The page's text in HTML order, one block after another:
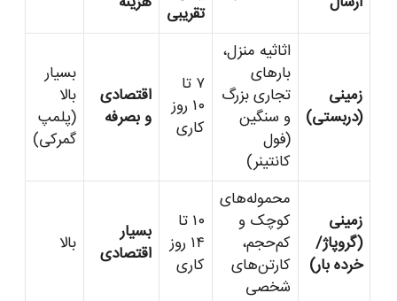
تقریبی
زمینی
(دربستی)
اثاثیه منزل،
بارهای
تجاری بزرگ
و سنگین
(فول
کانتینر)
۷ تا
۱۰ روز
کاری
اقتصادی
و بصرفه
بسیار
بالا
(پلمپ
گمرکی)
زمینی
(گروپاژ/
خرده بار)
محموله‌های
کوچک و
کم‌حجم،
کارتن‌های
شخصی
۱۰ تا
۱۴ روز
کاری
بسیار
اقتصادی
بالا